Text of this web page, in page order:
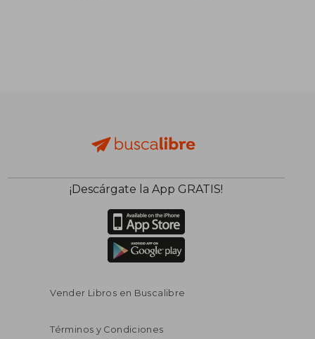
¡Descárgate la App GRATIS!
Vender Libros en Buscalibre
Términos y Condiciones